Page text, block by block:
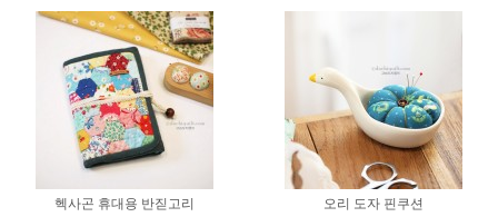
헥사곤 휴대용 반짇고리
오리 도자 핀쿠션